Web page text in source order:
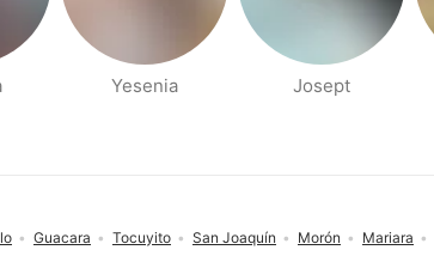
Yesenia Josept
Guacara Tocuyito San Joaquín Morón Mariara